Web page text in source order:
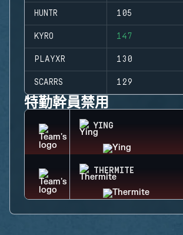
HUNTR 105
KYRO 147
PLAYXR 130
SCARRS 129
特勤幹員禁用
YING
THERMITE